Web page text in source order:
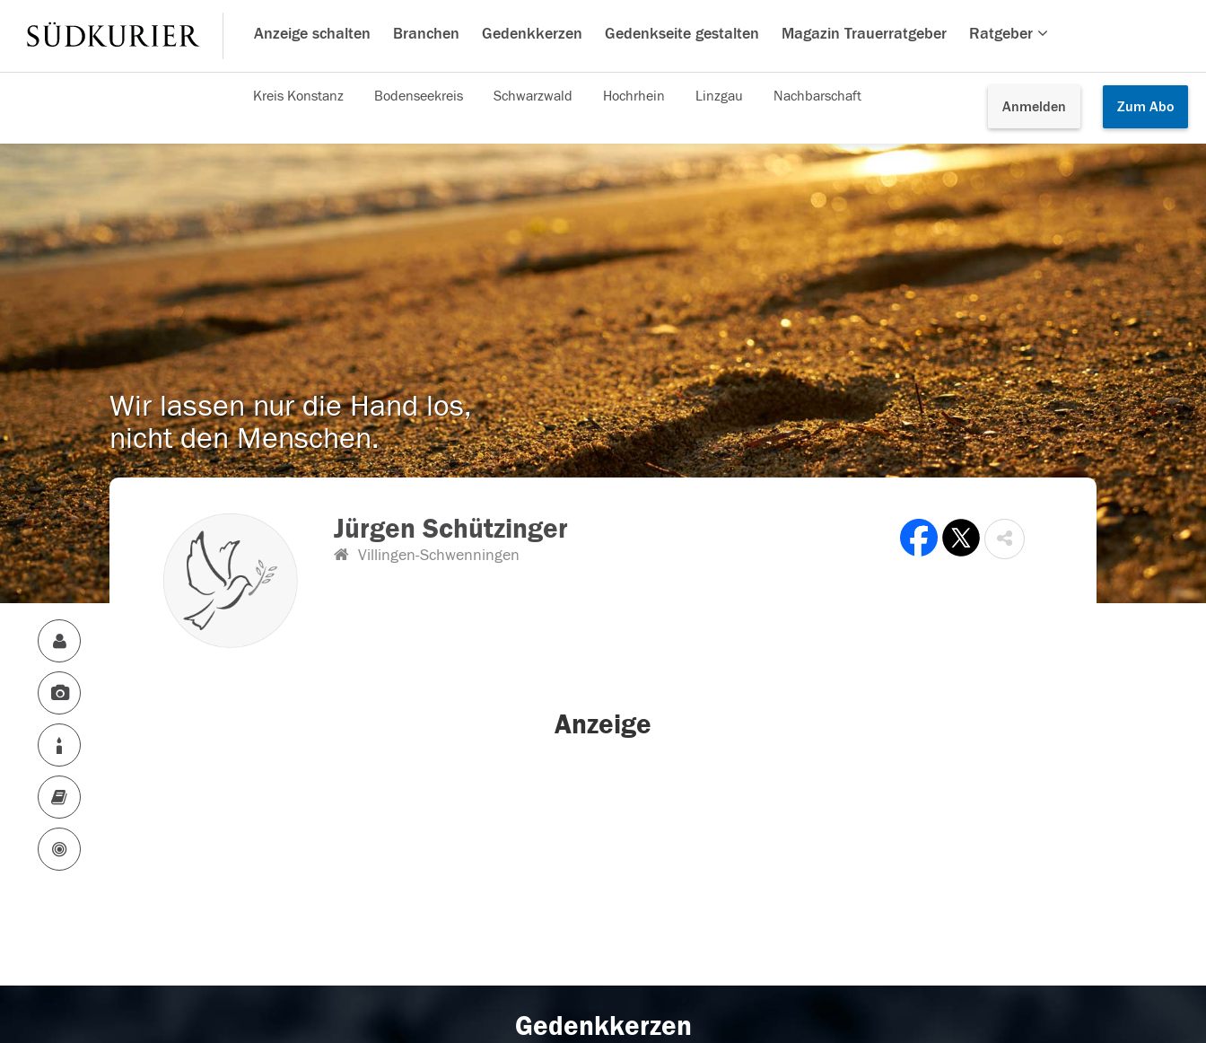
Anzeige schalten Branchen Gedenkkerzen Gedenkseite gestalten Magazin Trauerratgeber Ratgeber
Anmelden Zum Abo
Kreis Konstanz Bodenseekreis Schwarzwald Hochrhein Linzgau Nachbarschaft
Wir lassen nur die Hand los,
nicht den Menschen.
Jürgen Schützinger
Villingen-Schwenningen
Anzeige
Gedenkkerzen